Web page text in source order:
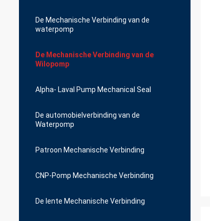
De Mechanische Verbinding van de
waterpomp
De Mechanische Verbinding van de
Wilopomp
Alpha- Laval Pump Mechanical Seal
De automobielverbinding van de
Waterpomp
Patroon Mechanische Verbinding
CNP-Pomp Mechanische Verbinding
De lente Mechanische Verbinding